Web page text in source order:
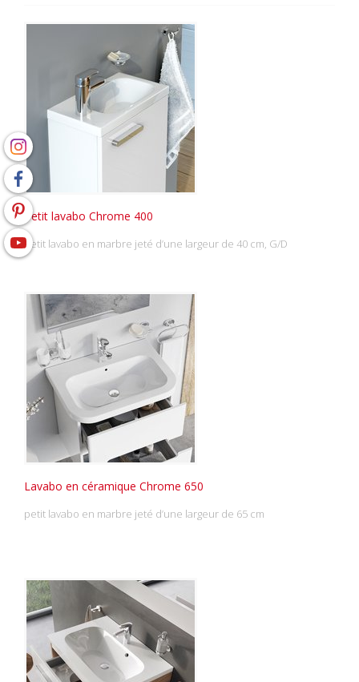
Petit lavabo Chrome 400
petit lavabo en marbre jeté d’une largeur de 40 cm, G/D
Lavabo en céramique Chrome 650
petit lavabo en marbre jeté d’une largeur de 65 cm